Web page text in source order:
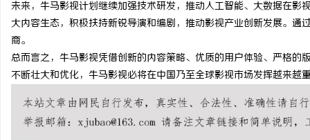
未来，牛马影视计划继续加强技术研发，推动人工智能、大数据在
大内容生态，积极扶持新锐导演和编剧，推动影视产业创新发展。
商。
总而言之，牛马影视凭借创新的内容策略、优质的用户体验、严格
不断壮大和优化，牛马影视必将在中国乃至全球影视市场发挥越来越
温婉灵动，一眼万年！
唇，才是你整张脸的点
气质加分项